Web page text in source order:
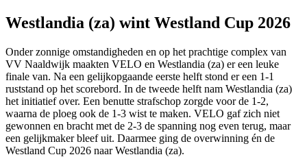
Westlandia (za) wint Westland Cup 2026
Onder zonnige omstandigheden en op het prachtige complex van
VV Naaldwijk maakten VELO en Westlandia (za) er een leuke
finale van. Na een gelijkopgaande eerste helft stond er een 1-1
ruststand op het scorebord. In de tweede helft nam Westlandia (za)
het initiatief over. Een benutte strafschop zorgde voor de 1-2,
waarna de ploeg ook de 1-3 wist te maken. VELO gaf zich niet
gewonnen en bracht met de 2-3 de spanning nog even terug, maar
een gelijkmaker bleef uit. Daarmee ging de overwinning én de
Westland Cup 2026 naar Westlandia (za).